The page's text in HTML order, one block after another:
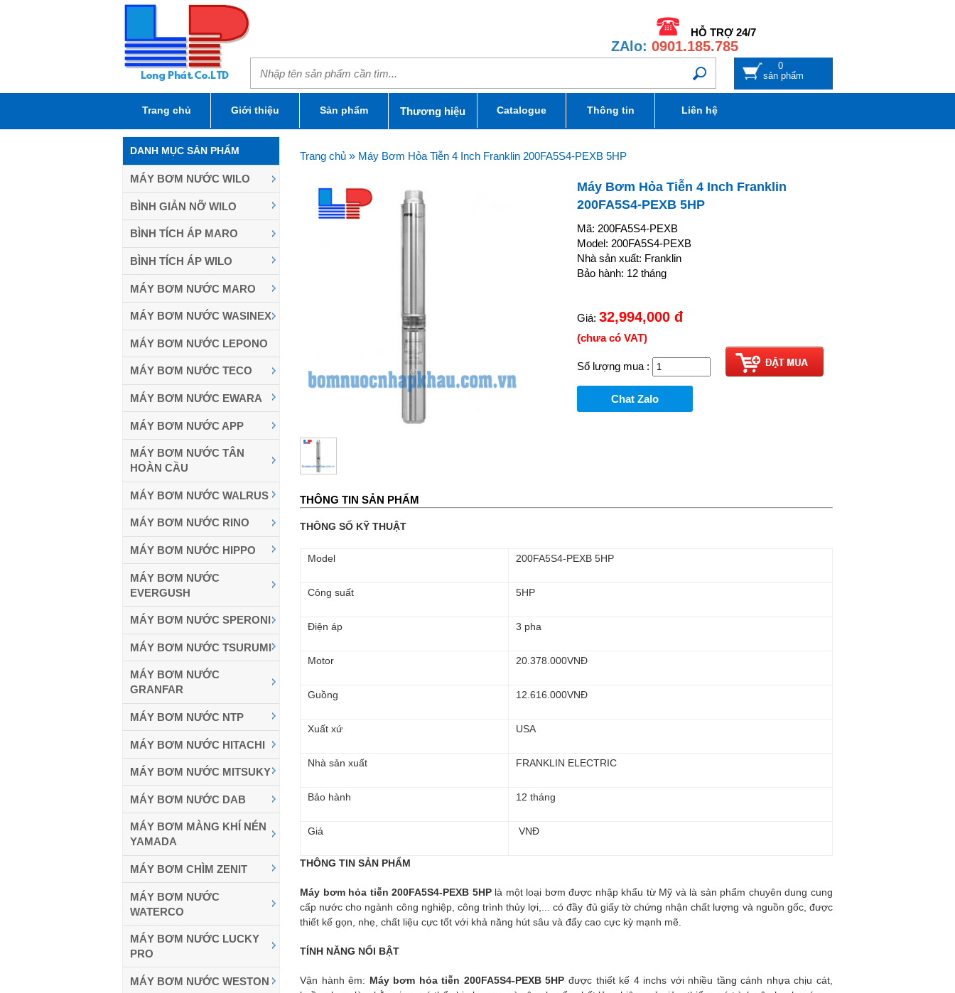
HỖ TRỢ 24/7
ZAlo: 0901.185.785
0
sản phẩm
Trang chủ Giới thiệu Sản phẩm Thương hiệu Catalogue Thông tin Liên hệ
DANH MỤC SẢN PHẨM
MÁY BƠM NƯỚC WILO
BÌNH GIẢN NỠ WILO
BÌNH TÍCH ÁP MARO
BÌNH TÍCH ÁP WILO
MÁY BƠM NƯỚC MARO
MÁY BƠM NƯỚC WASINEX
MÁY BƠM NƯỚC LEPONO
MÁY BƠM NƯỚC TECO
MÁY BƠM NƯỚC EWARA
MÁY BƠM NƯỚC APP
MÁY BƠM NƯỚC TÂN
HOÀN CẦU
MÁY BƠM NƯỚC WALRUS
MÁY BƠM NƯỚC RINO
MÁY BƠM NƯỚC HIPPO
MÁY BƠM NƯỚC
EVERGUSH
MÁY BƠM NƯỚC SPERONI
MÁY BƠM NƯỚC TSURUMI
MÁY BƠM NƯỚC
GRANFAR
MÁY BƠM NƯỚC NTP
MÁY BƠM NƯỚC HITACHI
MÁY BƠM NƯỚC MITSUKY
MÁY BƠM NƯỚC DAB
MÁY BƠM MÀNG KHÍ NÉN
YAMADA
MÁY BƠM CHÌM ZENIT
MÁY BƠM NƯỚC
WATERCO
MÁY BƠM NƯỚC LUCKY
PRO
MÁY BƠM NƯỚC WESTON
Trang chủ » Máy Bơm Hỏa Tiễn 4 Inch Franklin 200FA5S4-PEXB 5HP
Máy Bơm Hỏa Tiễn 4 Inch Franklin
200FA5S4-PEXB 5HP
Mã: 200FA5S4-PEXB
Model: 200FA5S4-PEXB
Nhà sản xuất: Franklin
Bảo hành: 12 tháng
Giá: 32,994,000 đ
(chưa có VAT)
Số lượng mua :
Chat Zalo
THÔNG TIN SẢN PHẨM
THÔNG SỐ KỸ THUẬT
Model 200FA5S4-PEXB 5HP
Công suất 5HP
Điện áp 3 pha
Motor 20.378.000VNĐ
Guồng 12.616.000VNĐ
Xuất xứ USA
Nhà sản xuất FRANKLIN ELECTRIC
Bảo hành 12 tháng
Giá VNĐ
THÔNG TIN SẢN PHẨM
Máy bơm hỏa tiễn 200FA5S4-PEXB 5HPlà một loại bơm được nhập khẩu từ Mỹ và là sản phẩm chuyên dung cung
cấp nước cho ngành công nghiệp, công trình thủy lợi,... có đầy đủ giấy tờ chứng nhận chất lượng và nguồn gốc, được
thiết kế gọn, nhẹ, chất liệu cực tốt với khả năng hút sâu và đẩy cao cực kỳ mạnh mẽ.
TÍNH NĂNG NỔI BẬT
Vận hành êm: Máy bơm hỏa tiễn 200FA5S4-PEXB 5HP được thiết kế 4 inchs với nhiều tầng cánh nhựa chịu cát,